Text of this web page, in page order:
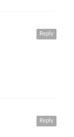
Reply
Reply